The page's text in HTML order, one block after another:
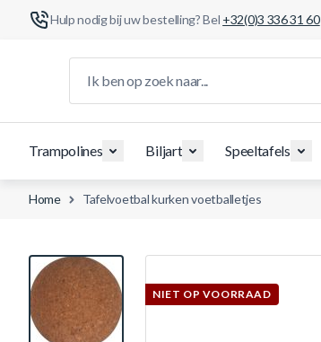
Hulp nodig bij uw bestelling? Bel +32(0)3 336 31 60
Trampolines Biljart Speeltafels
Home Tafelvoetbal kurken voetballetjes
NIET OP VOORRAAD
View larger image